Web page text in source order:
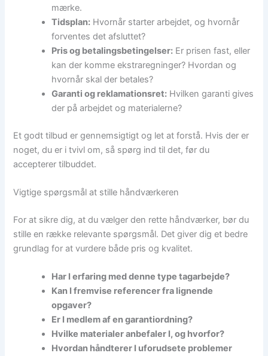
mærke.
Tidsplan: Hvornår starter arbejdet, og hvornår
forventes det afsluttet?
Pris og betalingsbetingelser: Er prisen fast, eller
kan der komme ekstraregninger? Hvordan og
hvornår skal der betales?
Garanti og reklamationsret: Hvilken garanti gives
der på arbejdet og materialerne?
Et godt tilbud er gennemsigtigt og let at forstå. Hvis der er
noget, du er i tvivl om, så spørg ind til det, før du
accepterer tilbuddet.
Vigtige spørgsmål at stille håndværkeren
For at sikre dig, at du vælger den rette håndværker, bør du
stille en række relevante spørgsmål. Det giver dig et bedre
grundlag for at vurdere både pris og kvalitet.
Har I erfaring med denne type tagarbejde?
Kan I fremvise referencer fra lignende
opgaver?
Er I medlem af en garantiordning?
Hvilke materialer anbefaler I, og hvorfor?
Hvordan håndterer I uforudsete problemer